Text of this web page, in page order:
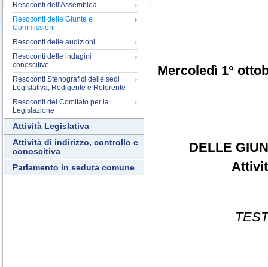
Resoconti dell'Assemblea
Resoconti delle Giunte e
Commissioni
Resoconti delle audizioni
Resoconti delle indagini
conoscitive
Resoconti Stenografici delle sedi
Legislativa, Redigente e Referente
Resoconti del Comitato per la
Legislazione
Attività Legislativa
Attività di indirizzo, controllo e
conoscitiva
Parlamento in seduta comune
Mercoledì 1°
DELLE